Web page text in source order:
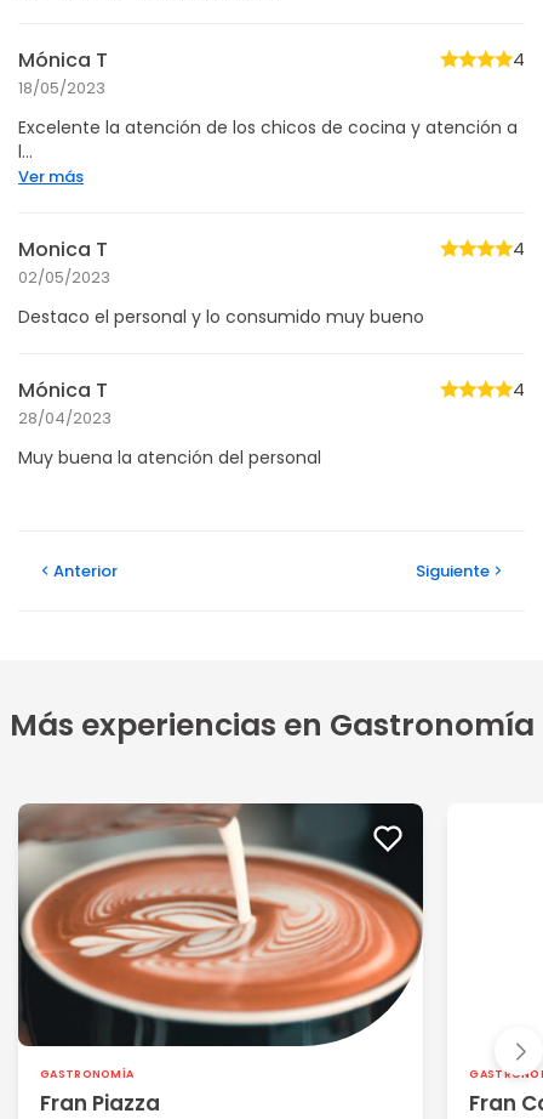
Mónica T
18/05/2023
4
Excelente la atención de los chicos de cocina y atención a
l...
Ver más
Monica T
02/05/2023
4
Destaco el personal y lo consumido muy bueno
Mónica T
28/04/2023
4
Muy buena la atención del personal
Anterior Siguiente
Más experiencias en Gastronomía
GASTRONOMÍA
Fran Piazza Fran